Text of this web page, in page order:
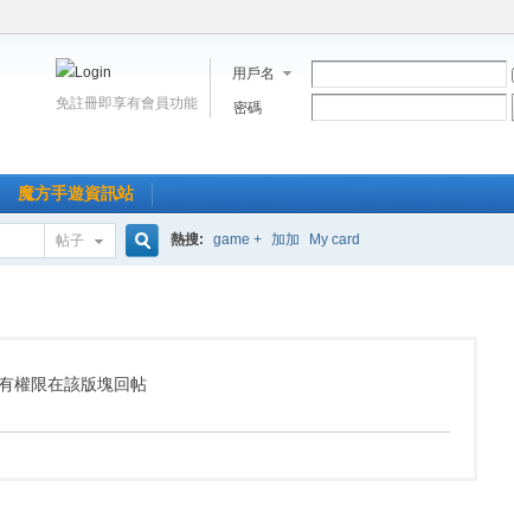
用戶名
密碼
免註冊即享有會員功能
魔方手遊資訊站
帖子
索
熱搜: game + 加加 My card
權限在該版塊回帖